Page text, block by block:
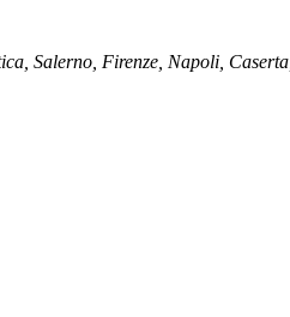
Salerno, Firenze, Napoli,